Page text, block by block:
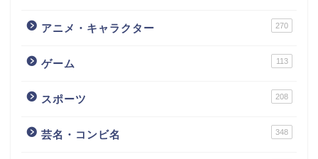
アニメ・キャラクター 270
ゲーム 113
スポーツ 208
芸名・コンビ名 348